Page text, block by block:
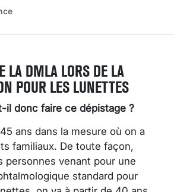
LA DMLA LORS DE LA
POUR LES LUNETTES
il donc faire ce dépistage ?
ans dans la mesure où on a
familiaux. De toute façon,
personnes venant pour une
standard pour